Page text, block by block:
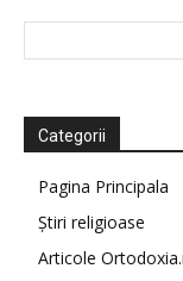
Categorii
Pagina Principala
Știri religioase
Articole